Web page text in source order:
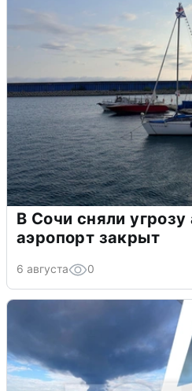
В Сочи сняли
аэропорт закрыт
6 августа 0